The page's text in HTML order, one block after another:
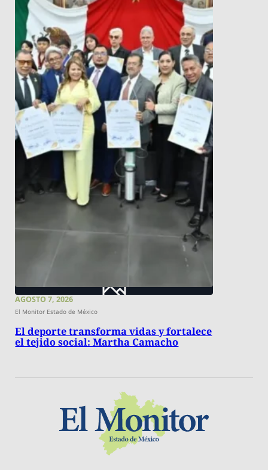
AGOSTO 7, 2026
El Monitor Estado de México
El deporte transforma vidas y fortalece
el tejido social: Martha Camacho